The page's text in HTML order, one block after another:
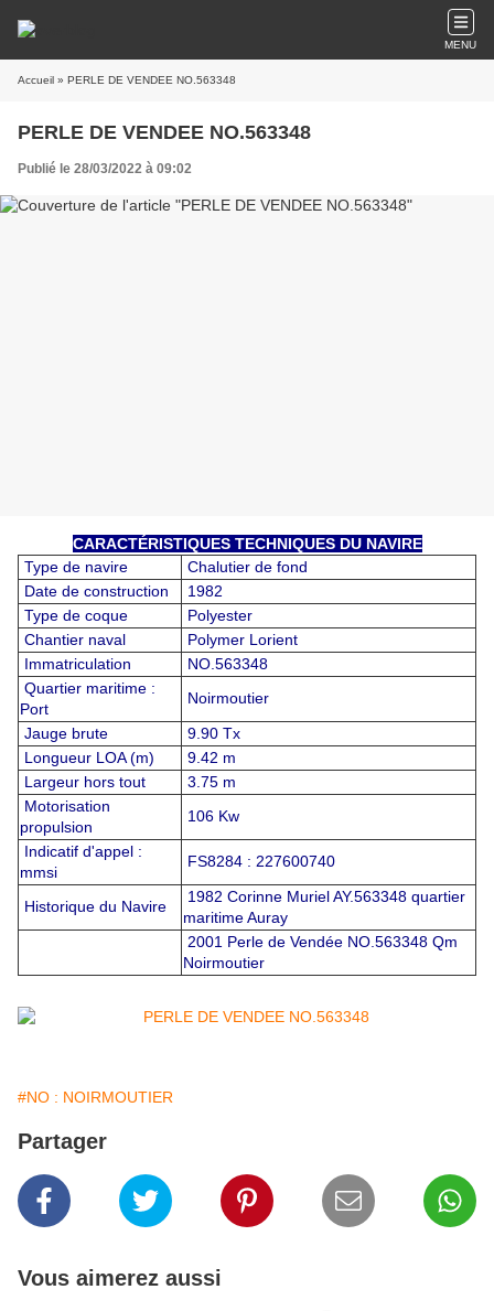
MENU
Accueil » PERLE DE VENDEE NO.563348
PERLE DE VENDEE NO.563348
Publié le 28/03/2022 à 09:02
CARACTÉRISTIQUES TECHNIQUES DU NAVIRE
Type de navire
Chalutier de fond
Date de construction
1982
Type de coque
Polyester
Chantier naval
Polymer Lorient
Immatriculation
NO.563348
Quartier maritime :
Port
Noirmoutier
Jauge brute
9.90 Tx
Longueur LOA (m)
9.42 m
Largeur hors tout
3.75 m
Motorisation
propulsion
106 Kw
Indicatif d'appel :
mmsi
FS8284 : 227600740
Historique du Navire
1982 Corinne Muriel AY.563348 quartier
maritime Auray
2001 Perle de Vendée NO.563348 Qm
Noirmoutier
#NO : NOIRMOUTIER
Partager
Vous aimerez aussi